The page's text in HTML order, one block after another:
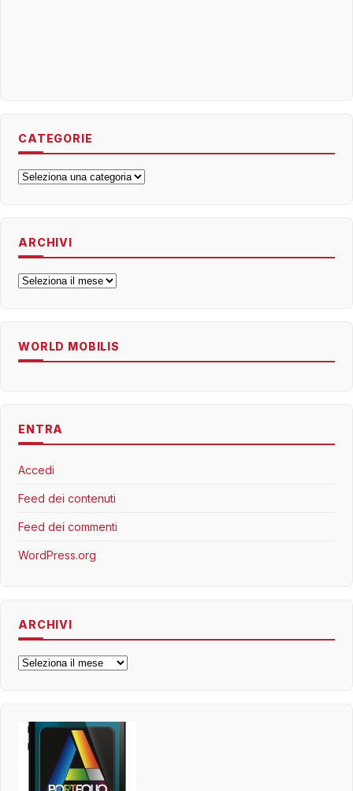
CATEGORIE
Categorie
ARCHIVI
Archivi
WORLD MOBILIS
ENTRA
Accedi
Feed dei contenuti
Feed dei commenti
WordPress.org
ARCHIVI
Archivi